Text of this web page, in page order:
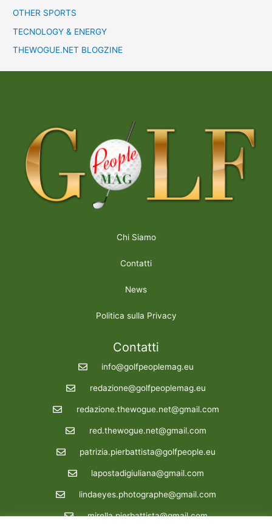
OTHER SPORTS
TECNOLOGY & ENERGY
THEWOGUE.NET BLOGZINE
Chi Siamo
Contatti
News
Politica sulla Privacy
Contatti
info@golfpeoplemag.eu
redazione@golfpeoplemag.eu
redazione.thewogue.net@gmail.com
red.thewogue.net@gmail.com
patrizia.pierbattista@golfpeople.eu
lapostadigiuliana@gmail.com
lindaeyes.photographe@gmail.com
mirella.pierbattista@gmail.com